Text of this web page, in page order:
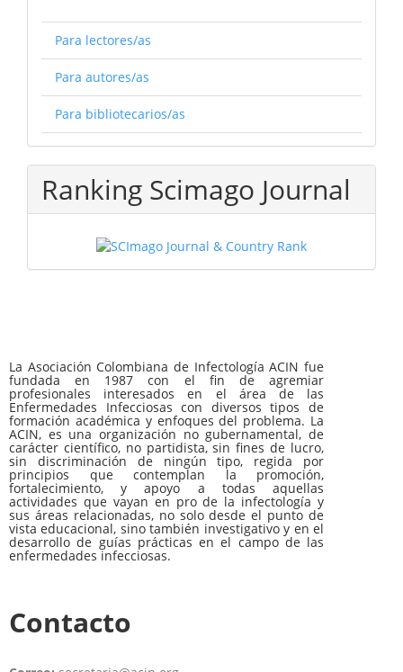
Para lectores/as
Para autores/as
Para bibliotecarios/as
Ranking Scimago Journal
La Asociación Colombiana de Infectología ACIN fue
fundada en 1987 con el fin de agremiar
profesionales interesados en el área de las
Enfermedades Infecciosas con diversos tipos de
formación académica y enfoques del problema. La
ACIN, es una organización no gubernamental, de
carácter científico, no partidista, sin fines de lucro,
sin discriminación de ningún tipo, regida por
principios que contemplan la promoción,
fortalecimiento, y apoyo a todas aquellas
actividades que vayan en pro de la infectología y
sus áreas relacionadas, no solo desde el punto de
vista educacional, sino también investigativo y en el
desarrollo de guías prácticas en el campo de las
enfermedades infecciosas.
Contacto